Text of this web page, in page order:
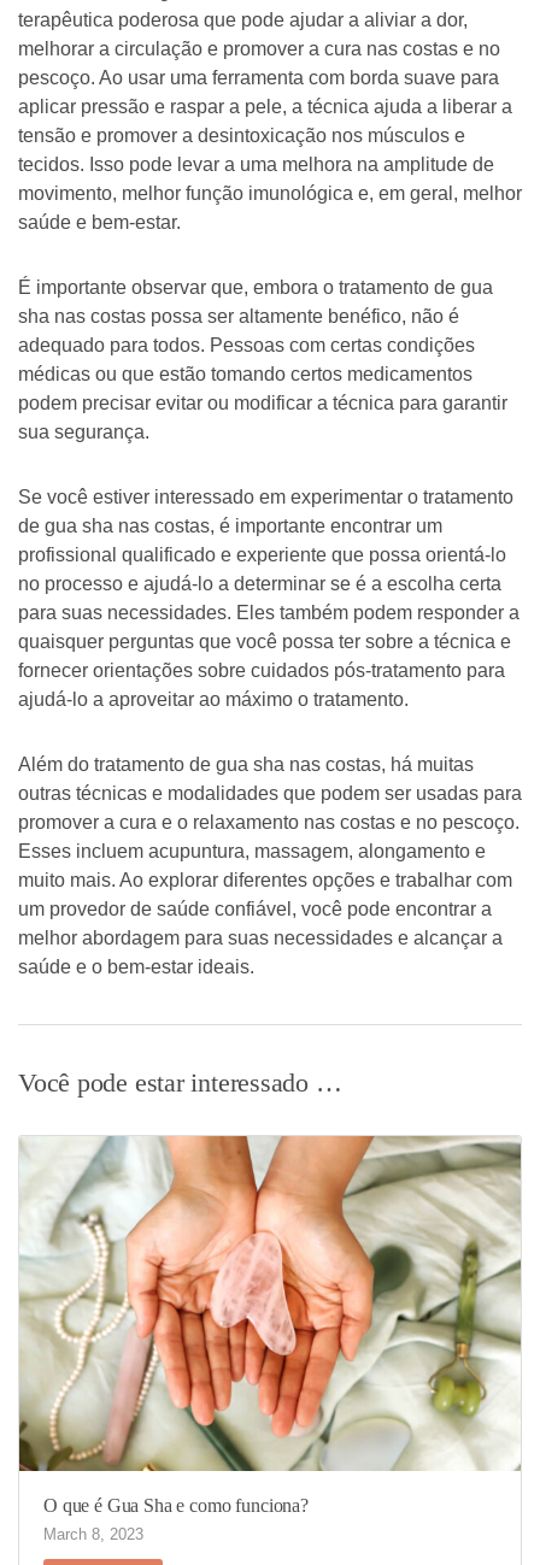
terapêutica poderosa que pode ajudar a aliviar a dor,
melhorar a circulação e promover a cura nas costas e no
pescoço. Ao usar uma ferramenta com borda suave para
aplicar pressão e raspar a pele, a técnica ajuda a liberar a
tensão e promover a desintoxicação nos músculos e
tecidos. Isso pode levar a uma melhora na amplitude de
movimento, melhor função imunológica e, em geral, melhor
saúde e bem-estar.
É importante observar que, embora o tratamento de gua
sha nas costas possa ser altamente benéfico, não é
adequado para todos. Pessoas com certas condições
médicas ou que estão tomando certos medicamentos
podem precisar evitar ou modificar a técnica para garantir
sua segurança.
Se você estiver interessado em experimentar o tratamento
de gua sha nas costas, é importante encontrar um
profissional qualificado e experiente que possa orientá-lo
no processo e ajudá-lo a determinar se é a escolha certa
para suas necessidades. Eles também podem responder a
quaisquer perguntas que você possa ter sobre a técnica e
fornecer orientações sobre cuidados pós-tratamento para
ajudá-lo a aproveitar ao máximo o tratamento.
Além do tratamento de gua sha nas costas, há muitas
outras técnicas e modalidades que podem ser usadas para
promover a cura e o relaxamento nas costas e no pescoço.
Esses incluem acupuntura, massagem, alongamento e
muito mais. Ao explorar diferentes opções e trabalhar com
um provedor de saúde confiável, você pode encontrar a
melhor abordagem para suas necessidades e alcançar a
saúde e o bem-estar ideais.
Você pode estar interessado …
O que é Gua Sha e como funciona?
March 8, 2023